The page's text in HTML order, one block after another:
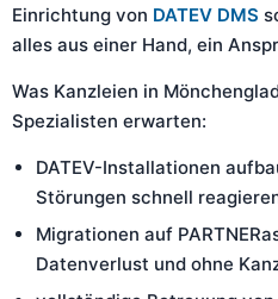
Einrichtung von DATEV DMS
alles aus einer Hand, ein
Was Kanzleien in
Spezialisten erwarten:
DATEV-Installationen
Störungen schnell
Migrationen auf
Datenverlust und ohne